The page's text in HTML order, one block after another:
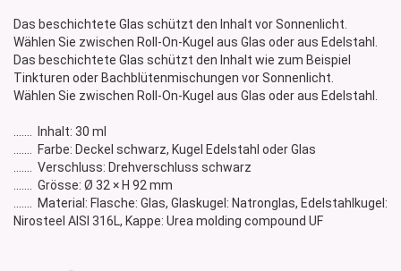
Das beschichtete Glas schützt den Inhalt vor Sonnenlicht.
Wählen Sie zwischen Roll-On-Kugel aus Glas oder aus Edelstahl.
Das beschichtete Glas schützt den Inhalt wie zum Beispiel
Tinkturen oder Bachblütenmischungen vor Sonnenlicht.
Wählen Sie zwischen Roll-On-Kugel aus Glas oder aus Edelstahl.
....... Inhalt: 30 ml
....... Farbe: Deckel schwarz, Kugel Edelstahl oder Glas
....... Verschluss: Drehverschluss schwarz
....... Grösse: Ø 32 × H 92 mm
....... Material: Flasche: Glas, Glaskugel: Natronglas, Edelstahlkugel:
Nirosteel AISI 316L, Kappe: Urea molding compound UF